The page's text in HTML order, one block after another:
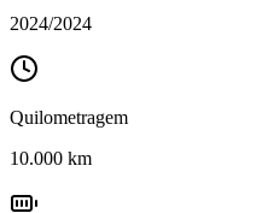
2024/2024
Quilometragem
10.000 km